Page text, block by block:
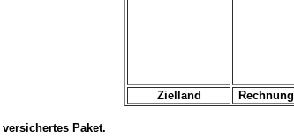
Zielland Rechnung
Paket.